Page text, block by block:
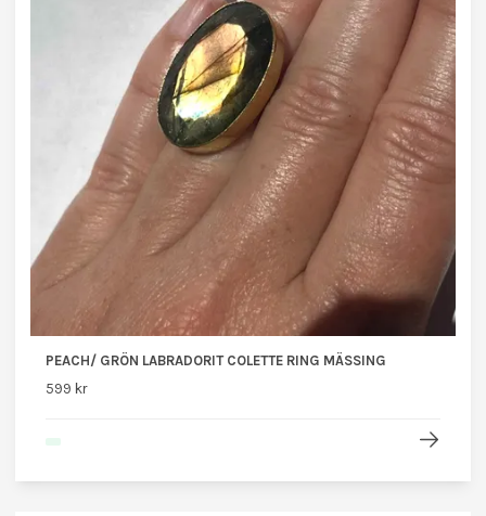
PEACH/ GRÖN LABRADORIT COLETTE RING MÄSSING
599 kr